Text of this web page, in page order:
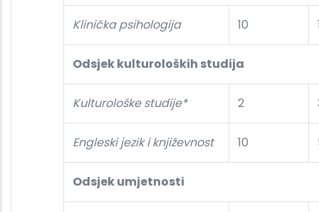
Klinička psihologija 10
Odsjek kulturoloških studija
Kulturološke studije* 2
Engleski jezik i književnost 10
Odsjek umjetnosti